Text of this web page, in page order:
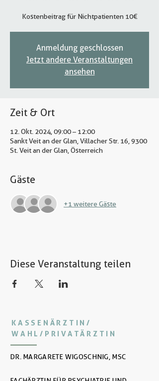
Kostenbeitrag für Nichtpatienten 10€
Anmeldung geschlossen
Jetzt andere Veranstaltungen
ansehen
Zeit & Ort
12. Okt. 2024, 09:00 – 12:00
Sankt Veit an der Glan, Villacher Str. 16, 9300
St. Veit an der Glan, Österreich
Gäste
+1 weitere Gäste
Diese Veranstaltung teilen
KASSENÄRZTIN/
WAHL/PRIVATÄRZTIN
DR. MARGARETE WIGOSCHNIG, MSC